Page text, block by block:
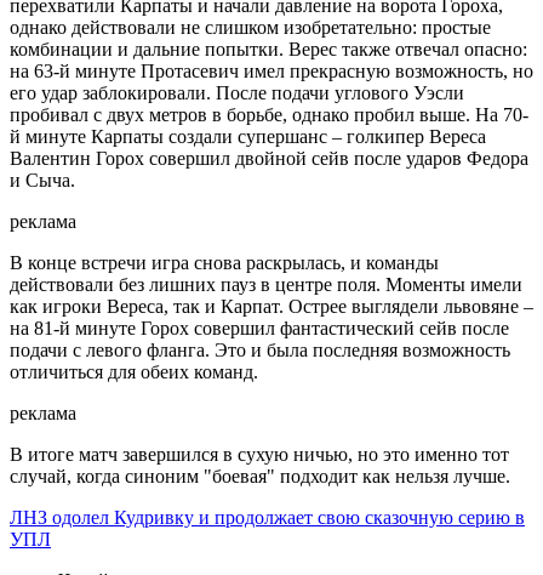
перехватили Карпаты и начали давление на ворота Гороха,
однако действовали не слишком изобретательно: простые
комбинации и дальние попытки. Верес также отвечал опасно:
на 63-й минуте Протасевич имел прекрасную возможность, но
его удар заблокировали. После подачи углового Уэсли
пробивал с двух метров в борьбе, однако пробил выше. На 70-
й минуте Карпаты создали супершанс – голкипер Вереса
Валентин Горох совершил двойной сейв после ударов Федора
и Сыча.
реклама
В конце встречи игра снова раскрылась, и команды
действовали без лишних пауз в центре поля. Моменты имели
как игроки Вереса, так и Карпат. Острее выглядели львовяне –
на 81-й минуте Горох совершил фантастический сейв после
подачи с левого фланга. Это и была последняя возможность
отличиться для обеих команд.
реклама
В итоге матч завершился в сухую ничью, но это именно тот
случай, когда синоним "боевая" подходит как нельзя лучше.
ЛНЗ одолел Кудривку и продолжает свою сказочную серию в
УПЛ